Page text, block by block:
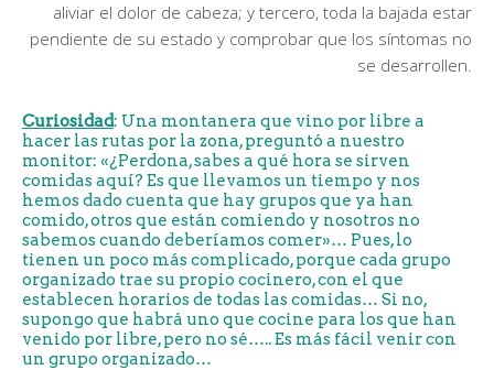
aliviar el dolor de cabeza; y tercero, toda la bajada estar
pendiente de su estado y comprobar que los síntomas no
se desarrollen.
Curiosidad: Una montanera que vino por libre a
hacer las rutas por la zona, preguntó a nuestro
monitor: «¿Perdona, sabes a qué hora se sirven
comidas aquí? Es que llevamos un tiempo y nos
hemos dado cuenta que hay grupos que ya han
comido, otros que están comiendo y nosotros no
sabemos cuando deberíamos comer»… Pues, lo
tienen un poco más complicado, porque cada grupo
organizado trae su propio cocinero, con el que
establecen horarios de todas las comidas… Si no,
supongo que habrá uno que cocine para los que han
venido por libre, pero no sé….. Es más fácil venir con
un grupo organizado…